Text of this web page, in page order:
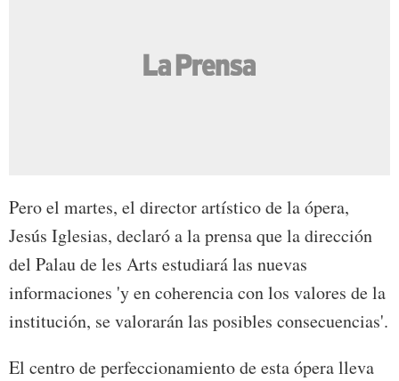
Pero el martes, el director artístico de la ópera,
Jesús Iglesias, declaró a la prensa que la dirección
del Palau de les Arts estudiará las nuevas
informaciones 'y en coherencia con los valores de la
institución, se valorarán las posibles consecuencias'.
El centro de perfeccionamiento de esta ópera lleva